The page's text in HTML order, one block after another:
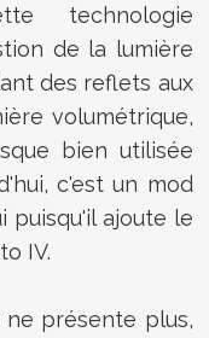
technologie
de la lumière
des reflets aux
volumétrique,
bien utilisée
c'est un mod
puisqu'il ajoute le
IV.
ne présente plus,